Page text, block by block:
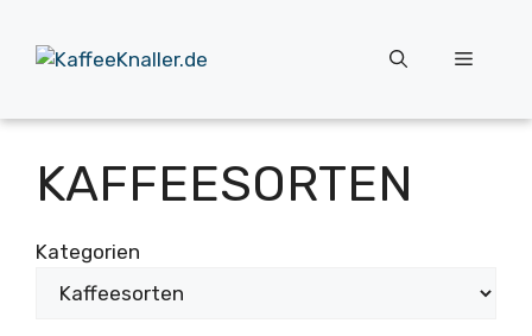
Inhalt
springen
Menü
KAFFEESORTEN
Kategorien